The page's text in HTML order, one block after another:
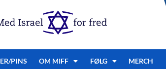
PINS OM MIFF FØLG MERCH